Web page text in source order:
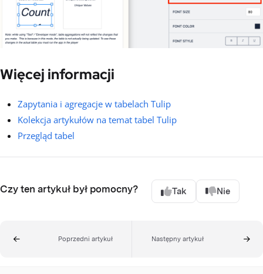
Więcej informacji
Zapytania i agregacje w tabelach Tulip
Kolekcja artykułów na temat tabel Tulip
Przegląd tabel
Czy ten artykuł był pomocny? Tak Nie
Poprzedni artykuł Następny artykuł